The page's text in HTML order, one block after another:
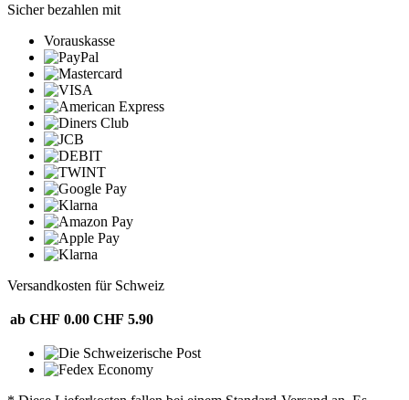
Sicher bezahlen mit
Vorauskasse
Versandkosten für Schweiz
ab CHF 0.00 CHF 5.90